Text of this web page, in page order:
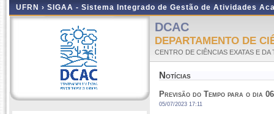
UFRN › SIGAA - Sistema Integrado de Gestão de Atividades
DCAC
DEPARTAMENTO DE
CENTRO DE CIÊNCIAS EXATAS E DA
Notícias
Previsão do Tempo para o dia
05/07/2023 17:11